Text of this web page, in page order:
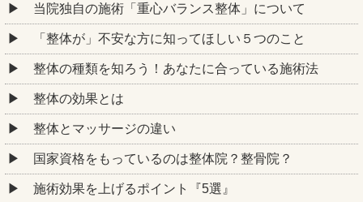
当院独自の施術「重心バランス整体」について
「整体が」不安な方に知ってほしい５つのこと
整体の種類を知ろう！あなたに合っている施術法
整体の効果とは
整体とマッサージの違い
国家資格をもっているのは整体院？整骨院？
施術効果を上げるポイント『5選』